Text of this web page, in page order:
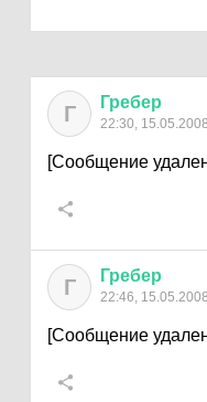
Г Гребер
22:30,
[Сообщение
Г Гребер
22:46,
[Сообщение